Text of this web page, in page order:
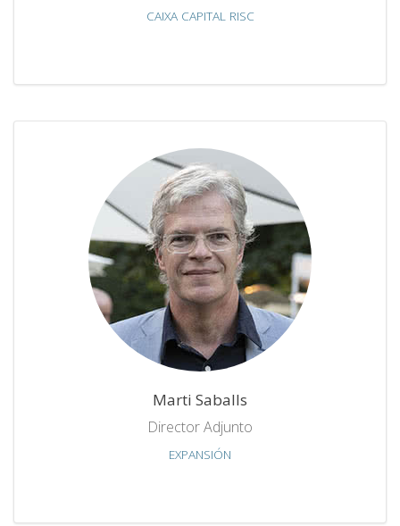
CAIXA CAPITAL RISC
Marti Saballs
Director Adjunto
EXPANSIÓN